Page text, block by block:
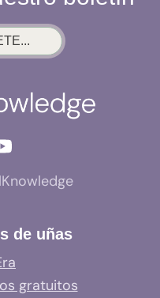
QUE
REALMENTE
de uñas
gratuitos